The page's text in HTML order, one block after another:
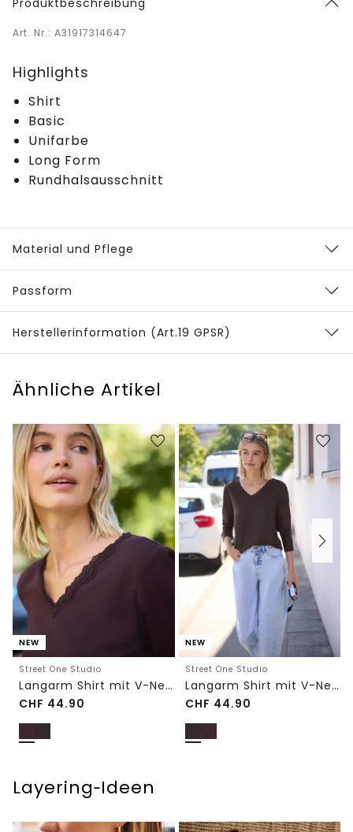
Produktbeschreibung
Art. Nr.: A31917314647
Highlights
Shirt
Basic
Unifarbe
Long Form
Rundhalsausschnitt
Material und Pflege
Passform
Herstellerinformation (Art.19 GPSR)
Ähnliche Artikel
NEW
Street One Studio
Langarm Shirt mit V-Neck und Spitze
CHF 44.90
NEW
Street One Studio
Langarm Shirt mit V-Neck und Spitze
CHF 44.90
Layering‑Ideen